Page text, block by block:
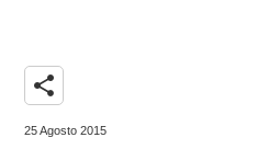
share
25 Agosto 2015